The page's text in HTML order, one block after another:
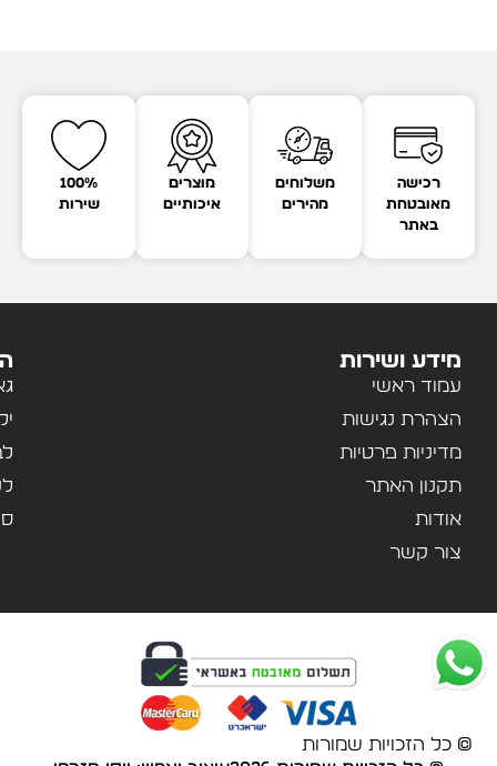
רכישה
מאובטחת
באתר
משלוחים
מהירים
מוצרים
איכותיים
100%
שירות
מידע ושירות
עמוד ראשי
הצהרת נגישות
מדיניות פרטיות
תקנון האתר
אודות
צור קשר
© כל הזכויות שמורות